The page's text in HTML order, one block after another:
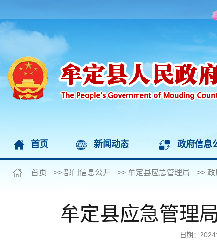
首页 新闻动态 政府信息
首页 >> 部门信息公开 >> 牟定县应急管理局 >> 政
牟定县应急管理
日期：